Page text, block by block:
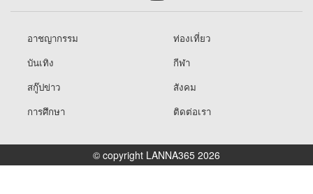
อาชญากรรม
ท่องเที่ยว
บันเทิง
กีฬา
สกู๊ปข่าว
สังคม
การศึกษา
ติดต่อเรา
© copyright LANNA365 2026